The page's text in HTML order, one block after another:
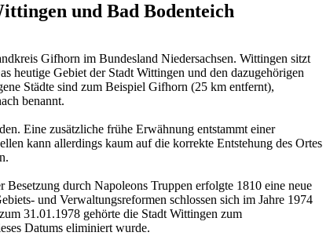
und Bad Bodenteich
Gifhorn im Bundesland Niedersachsen. Wittingen sitzt
heutige Gebiet der Stadt Wittingen und den dazugehörigen
Städte sind zum Beispiel Gifhorn (25 km entfernt),
benannt.
Eine zusätzliche frühe Erwähnung entstammt einer
kann allerdings kaum auf die korrekte Entstehung des Ortes
durch Napoleons Truppen erfolgte 1810 eine neue
und Verwaltungsreformen schlossen sich im Jahre 1974
31.01.1978 gehörte die Stadt Wittingen zum
Datums eliminiert wurde.